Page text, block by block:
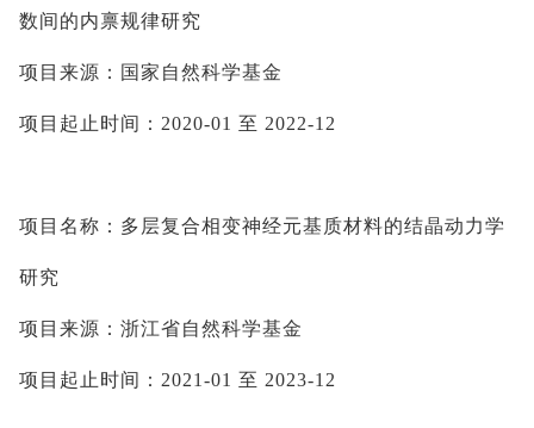
数间的内禀规律研究
项目来源：国家自然科学基金
项目起止时间： 2020-01 至 2022-12
项目名称：多层复合相变神经元基质材料的结晶动力学
研究
项目来源：浙江省自然科学基金
项目起止时间： 2021-01 至 2023-12